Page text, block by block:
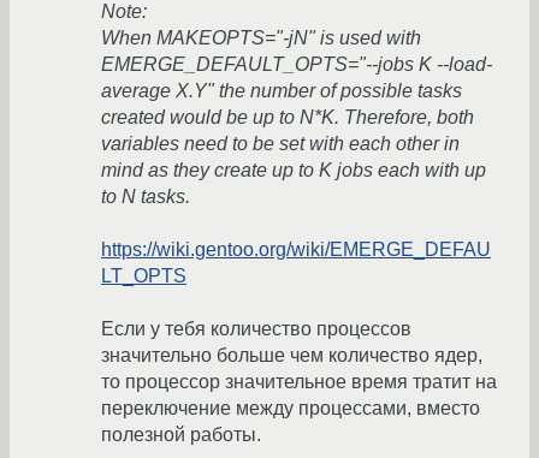
Note:
When MAKEOPTS="-jN" is used with
EMERGE_DEFAULT_OPTS="--jobs K --load-
average X.Y" the number of possible tasks
created would be up to N*K. Therefore, both
variables need to be set with each other in
mind as they create up to K jobs each with up
to N tasks.
https://wiki.gentoo.org/wiki/EMERGE_DEFAU
LT_OPTS
Если у тебя количество процессов
значительно больше чем количество ядер,
то процессор значительное время тратит на
переключение между процессами, вместо
полезной работы.